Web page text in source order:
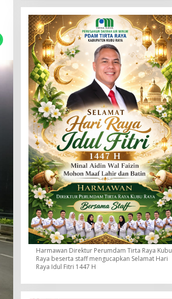
i
u
n
t
u
k
:
Harmawan Direktur Perumdam Tirta Raya Kubu
Raya beserta staff mengucapkan Selamat Hari
Raya Idul Fitri 1447 H